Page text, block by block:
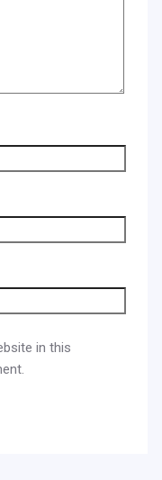
in this